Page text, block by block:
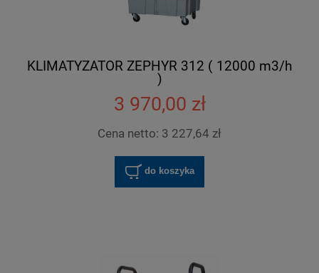
KLIMATYZATOR ZEPHYR 312 ( 12000 m3/h
)
3 970,00 zł
Cena netto: 3 227,64 zł
do koszyka